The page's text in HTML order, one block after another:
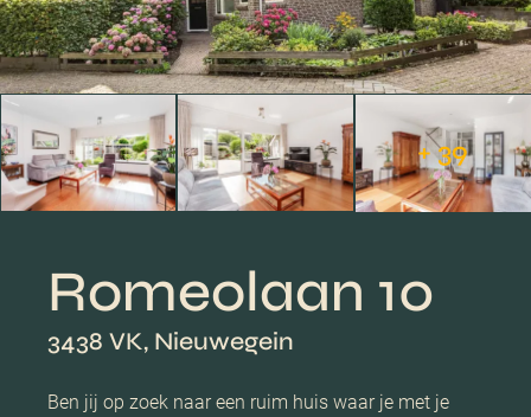
+ 39
Romeolaan 10
3438 VK, Nieuwegein
Ben jij op zoek naar een ruim huis waar je met je